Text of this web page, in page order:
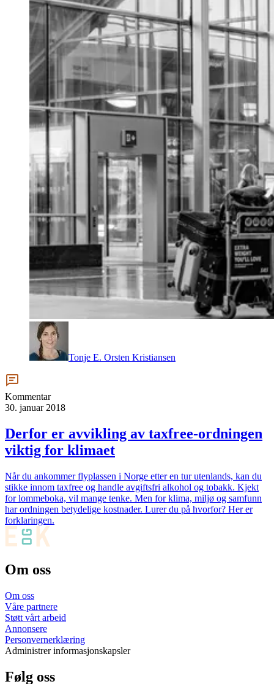
Tonje E. Orsten Kristiansen
Kommentar
30. januar 2018
Derfor er avvikling av taxfree-ordningen
viktig for klimaet
Når du ankommer flyplassen i Norge etter en tur utenlands, kan du
stikke innom taxfree og handle avgiftsfri alkohol og tobakk. Kjekt
for lommeboka, vil mange tenke. Men for klima, miljø og samfunn
har ordningen betydelige kostnader. Lurer du på hvorfor? Her er
forklaringen.
Om oss
Om oss
Våre partnere
Støtt vårt arbeid
Annonsere
Personvernerklæring
Administrer informasjonskapsler
Følg oss